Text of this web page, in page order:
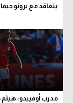
يتعاقد مع برونو
مدرب أوفييدو: